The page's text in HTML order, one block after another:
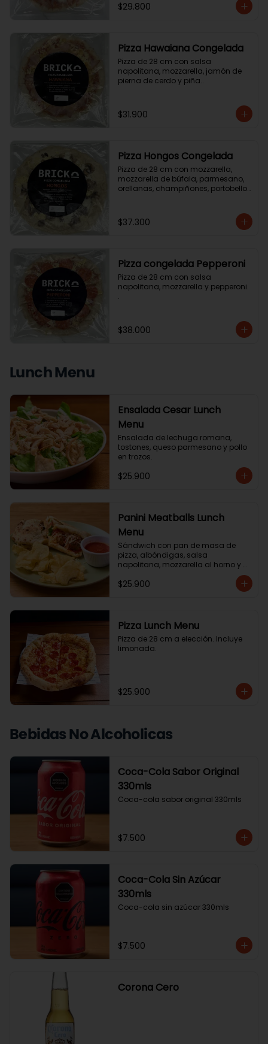
$29.800
Pizza Hawaiana Congelada
Pizza de 28 cm con salsa
napolitana, mozzarella, jamón de
pierna de cerdo y piña..
$31.900
Pizza Hongos Congelada
Pizza de 28 cm con mozzarella,
mozzarella de búfala, parmesano,
orellanas, champiñones, portobello
$37.300
Pizza congelada Pepperoni
Pizza de 28 cm con salsa
napolitana, mozzarella y pepperoni.
.
$38.000
Lunch Menu
Ensalada Cesar Lunch
Menu
Ensalada de lechuga romana,
tostones, queso parmesano y pollo
en trozos.
$25.900
Panini Meatballs Lunch
Menu
Sándwich con pan de masa de
pizza, albóndigas, salsa
napolitana, mozzarella al horno y
ensalada de la casa o papas chip.
$25.900
Pizza Lunch Menu
Pizza de 28 cm a elección. Incluye
limonada.
$25.900
Bebidas No Alcoholicas
Coca-Cola Sabor Original
330mls
Coca-cola sabor original 330mls
$7.500
Coca-Cola Sin Azúcar
330mls
Coca-cola sin azúcar 330mls
$7.500
Corona Cero